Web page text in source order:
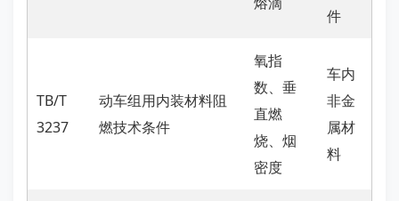
件
TB/T
3237
动车组用内装材料阻
燃技术条件
氧指
数、垂
直燃
烧、烟
密度
车内
非金
属材
料